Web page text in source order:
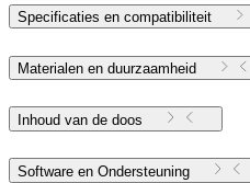
Specificaties en compatibiliteit
Materialen en duurzaamheid
Inhoud van de doos
Software en Ondersteuning